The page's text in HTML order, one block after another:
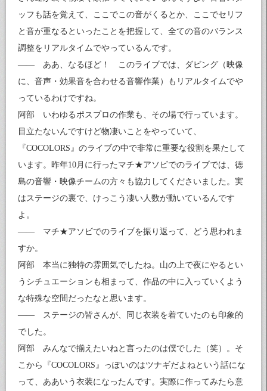
ッフも話を覚えて、ここでこの音がくるとか、ここでセリフ
と音が重なるといったことを把握して、全ての音のバランス
調整をリアルタイムでやっているんです。
—— ああ、なるほど！ このライブでは、ダビング（映像
に、音声・効果音を合わせる音響作業）もリアルタイムでや
っているわけですね。
阿部 いわゆるポスプロの作業も、その場で行っています。
目立たないんですけど物凄いことをやっていて、
『COCOLORS』のライブの中で非常に重要な役割を果たして
います。昨年10月に行ったマチ★アソビでのライブでは、徳
島の音響・映像チームの方々も協力してくださいました。実
はステージの裏で、けっこう凄い人数が動いているんです
よ。
—— マチ★アソビでのライブを振り返って、どう思われま
すか。
阿部 本当に独特の雰囲気でしたね。山の上で夜にやるとい
うシチュエーションも相まって、作品の中に入っていくよう
な特殊な空間だったなと思います。
—— ステージの皆さんが、同じ衣装を着ていたのも印象的
でした。
阿部 みんなで揃えたいねと言ったのは僕でした（笑）。そ
こから『COCOLORS』っぽいのはツナギだよねという話にな
って、ああいう衣装になったんです。実際に作ってみたら意